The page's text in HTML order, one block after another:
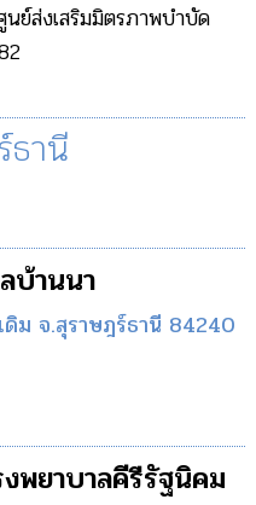
ส่งเสริมมิตรภาพบำบัด
ธานี
บ้านนา
ม จ.สุราษฎร์ธานี 84240
งพยาบาลคีรีรัฐนิคม